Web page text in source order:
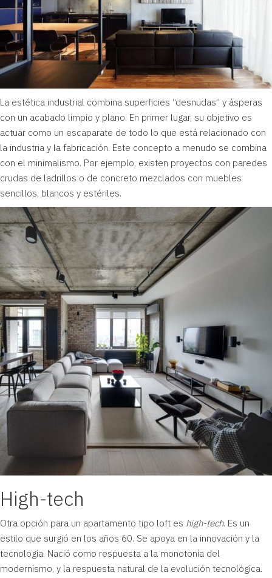
La estética industrial combina superficies “desnudas” y ásperas
con un acabado limpio y plano. En primer lugar, su objetivo es
actuar como un escaparate de todo lo que está relacionado con
la industria y la fabricación. Este concepto a menudo se combina
con el minimalismo. Por ejemplo, existen proyectos con paredes
crudas de ladrillos o de concreto mezclados con muebles
sencillos, blancos y estériles.
High-tech
Otra opción para un apartamento tipo loft es high-tech. Es un
estilo que surgió en los años 60. Se apoya en la innovación y la
tecnología. Nació como respuesta a la monotonía del
modernismo, y la respuesta natural de la evolución tecnológica.